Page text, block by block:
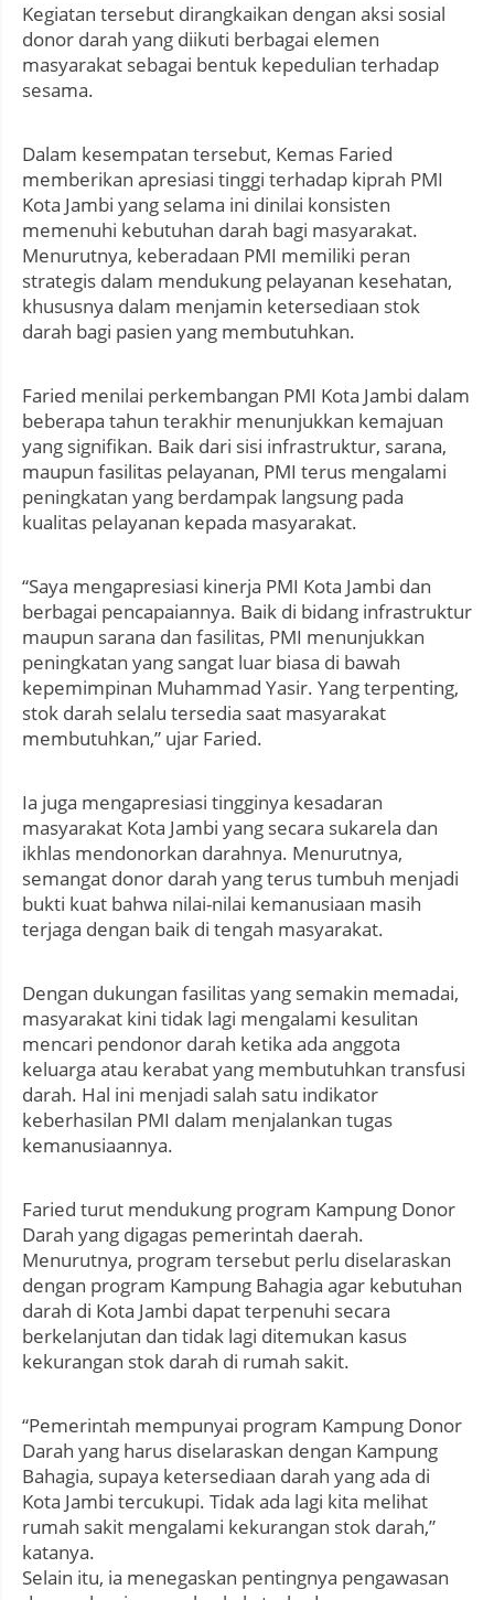
Kegiatan tersebut dirangkaikan dengan aksi sosial
donor darah yang diikuti berbagai elemen
masyarakat sebagai bentuk kepedulian terhadap
sesama.
Dalam kesempatan tersebut, Kemas Faried
memberikan apresiasi tinggi terhadap kiprah PMI
Kota Jambi yang selama ini dinilai konsisten
memenuhi kebutuhan darah bagi masyarakat.
Menurutnya, keberadaan PMI memiliki peran
strategis dalam mendukung pelayanan kesehatan,
khususnya dalam menjamin ketersediaan stok
darah bagi pasien yang membutuhkan.
Faried menilai perkembangan PMI Kota Jambi dalam
beberapa tahun terakhir menunjukkan kemajuan
yang signifikan. Baik dari sisi infrastruktur, sarana,
maupun fasilitas pelayanan, PMI terus mengalami
peningkatan yang berdampak langsung pada
kualitas pelayanan kepada masyarakat.
“Saya mengapresiasi kinerja PMI Kota Jambi dan
berbagai pencapaiannya. Baik di bidang infrastruktur
maupun sarana dan fasilitas, PMI menunjukkan
peningkatan yang sangat luar biasa di bawah
kepemimpinan Muhammad Yasir. Yang terpenting,
stok darah selalu tersedia saat masyarakat
membutuhkan,” ujar Faried.
Ia juga mengapresiasi tingginya kesadaran
masyarakat Kota Jambi yang secara sukarela dan
ikhlas mendonorkan darahnya. Menurutnya,
semangat donor darah yang terus tumbuh menjadi
bukti kuat bahwa nilai-nilai kemanusiaan masih
terjaga dengan baik di tengah masyarakat.
Dengan dukungan fasilitas yang semakin memadai,
masyarakat kini tidak lagi mengalami kesulitan
mencari pendonor darah ketika ada anggota
keluarga atau kerabat yang membutuhkan transfusi
darah. Hal ini menjadi salah satu indikator
keberhasilan PMI dalam menjalankan tugas
kemanusiaannya.
Faried turut mendukung program Kampung Donor
Darah yang digagas pemerintah daerah.
Menurutnya, program tersebut perlu diselaraskan
dengan program Kampung Bahagia agar kebutuhan
darah di Kota Jambi dapat terpenuhi secara
berkelanjutan dan tidak lagi ditemukan kasus
kekurangan stok darah di rumah sakit.
“Pemerintah mempunyai program Kampung Donor
Darah yang harus diselaraskan dengan Kampung
Bahagia, supaya ketersediaan darah yang ada di
Kota Jambi tercukupi. Tidak ada lagi kita melihat
rumah sakit mengalami kekurangan stok darah,”
katanya.
Selain itu, ia menegaskan pentingnya pengawasan